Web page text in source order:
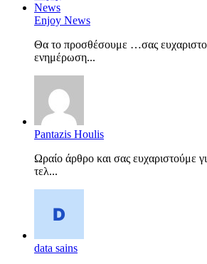
Enjoy News
Θα το προσθέσουμε …σας
ενημέρωση...
Pantazis Houlis
Ωραίο άρθρο και σας ευχαριστούμε
τελ...
data sains